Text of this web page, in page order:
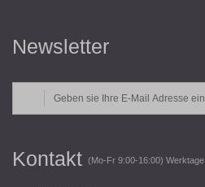
Newsletter
Kontakt (Mo-Fr 9:00-16:00) Werktage